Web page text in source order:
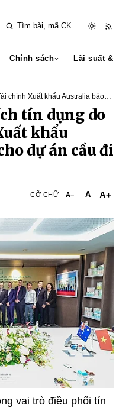
Chính sách Lãi suất &
chính Xuất khẩu Australia bảo
tín dụng do
khẩu
dự án cầu đi
CỠ CHỮ A− A A+
vai trò điều phối tín